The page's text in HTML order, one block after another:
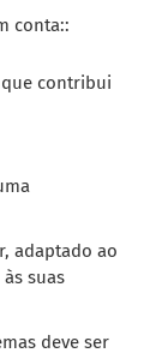
conta::
contribui
adaptado ao
suas
deve ser